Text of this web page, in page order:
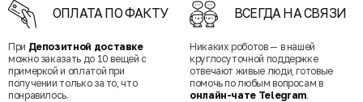
ОПЛАТА ПО ФАКТУ
При Депозитной доставке
можно заказать до 10 вещей с
примеркой и оплатой при
получении только за то, что
понравилось.
ВСЕГДА НА СВЯЗИ
Никаких роботов — в нашей
круглосуточной поддержке
отвечают живые люди, готовые
помочь по любым вопросам в
онлайн-чате Telegram.